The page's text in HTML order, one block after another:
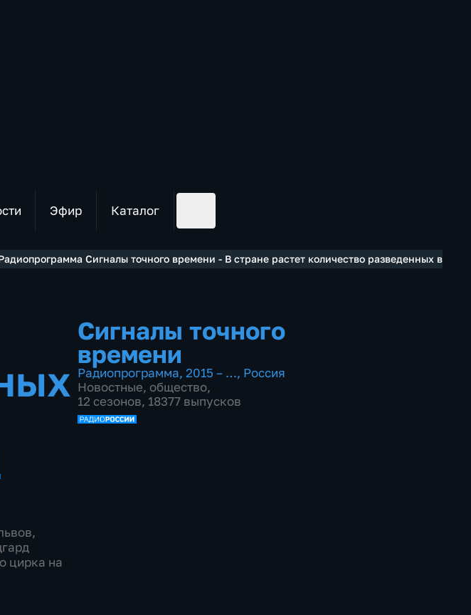
Эфир Каталог
Сигналы точного времени - В стране растет количество разведенных в
цирка на
Сигналы точного
времени
Радиопрограмма, 2015 – …, Россия
Новостные, общество,
12 сезонов, 18377 выпусков